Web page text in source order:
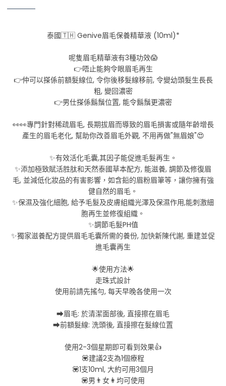
泰國🇹🇭 Genive眉毛保養精華液 (10ml)*
呢隻眉毛精華液有3種功效😱
👉唔止能夠令眼眉毛再生
👉仲可以搽係前額髮線位, 令你後移髮線移前, 令變幼頭髮生長長
粗, 變回濃密
👉男仕搽係鬍鬚位置, 能令鬍鬚更濃密
👀👀專門針對稀疏眉毛, 長期拔眉而導致的眉毛損害或隨年齡增長
產生的眉毛老化, 幫助你改善眉毛外觀, 不用再做"無眉娘"😍
✨有效活化毛囊,其因子能促進毛髮再生。
✨添加極致賦活胜肽和天然泰國草本配方, 能滋養, 調節及修復眉
毛, 並減低化妝品的有害影響，如含鉛的眉粉眉筆等，讓你擁有強
健自然的眉毛。
✨保濕及強化細胞, 給予毛髮及皮膚組織光澤及保濕作用,能刺激細
胞再生並修復組織。
✨調節毛髮PH值
✨獨家滋養配方提供眉毛毛囊所需的養份, 加快新陳代謝, 重建並促
進毛囊再生
🌟使用方法🌟
走珠式設計
使用前請先搖勻, 每天早晚各使用一次
➡眉毛: 於清潔面部後, 直接擦在眉毛
➡前額髮線: 洗頭後, 直接擦在髮線位置
使用2-3個星期即可看到效果👍
💟建議2支為1個療程
💟1支10ml, 大約可用3個月
💟男👨女👩均可使用